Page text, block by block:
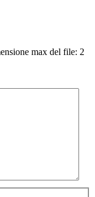
max del file: 2